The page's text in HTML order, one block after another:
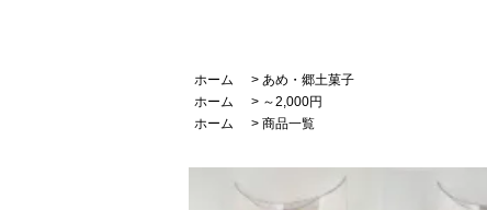
ホーム > あめ・郷土菓子
ホーム
> ～2,000円
ホーム
> 商品一覧